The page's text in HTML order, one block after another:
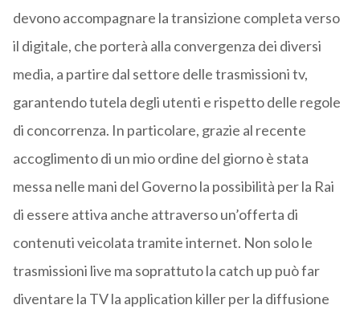
devono accompagnare la transizione completa verso
il digitale, che porterà alla convergenza dei diversi
media, a partire dal settore delle trasmissioni tv,
garantendo tutela degli utenti e rispetto delle regole
di concorrenza. In particolare, grazie al recente
accoglimento di un mio ordine del giorno è stata
messa nelle mani del Governo la possibilità per la Rai
di essere attiva anche attraverso un’offerta di
contenuti veicolata tramite internet. Non solo le
trasmissioni live ma soprattuto la catch up può far
diventare la TV la application killer per la diffusione